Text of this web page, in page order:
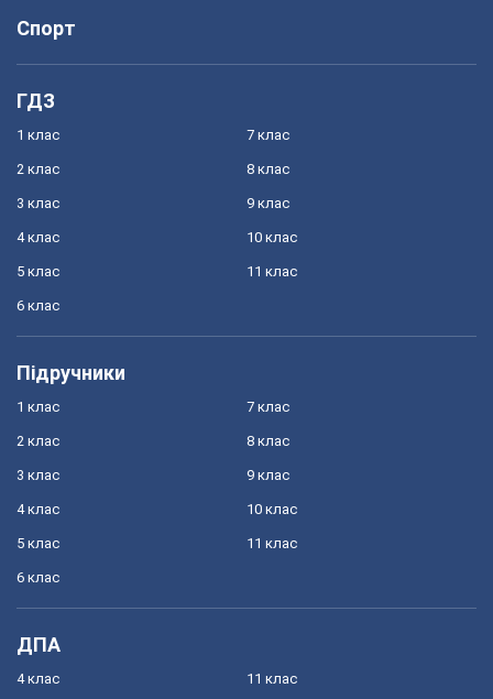
Спорт
ГДЗ
1 клас
2 клас
3 клас
4 клас
5 клас
6 клас
7 клас
8 клас
9 клас
10 клас
11 клас
Підручники
1 клас
2 клас
3 клас
4 клас
5 клас
6 клас
7 клас
8 клас
9 клас
10 клас
11 клас
ДПА
4 клас 11 клас